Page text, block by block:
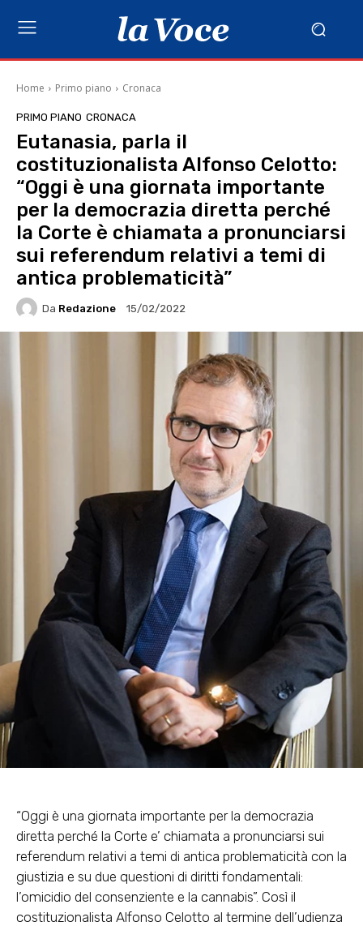
Home Primo piano Cronaca
PRIMO PIANO CRONACA
Eutanasia, parla il
costituzionalista Alfonso Celotto:
“Oggi è una giornata importante
per la democrazia diretta perché
la Corte è chiamata a pronunciarsi
sui referendum relativi a temi di
antica problematicità”
Da Redazione 15/02/2022
“Oggi è una giornata importante per la democrazia
diretta perché la Corte e’ chiamata a pronunciarsi sui
referendum relativi a temi di antica problematicità con la
giustizia e su due questioni di diritti fondamentali:
l’omicidio del consenziente e la cannabis”. Così il
costituzionalista Alfonso Celotto al termine dell’udienza